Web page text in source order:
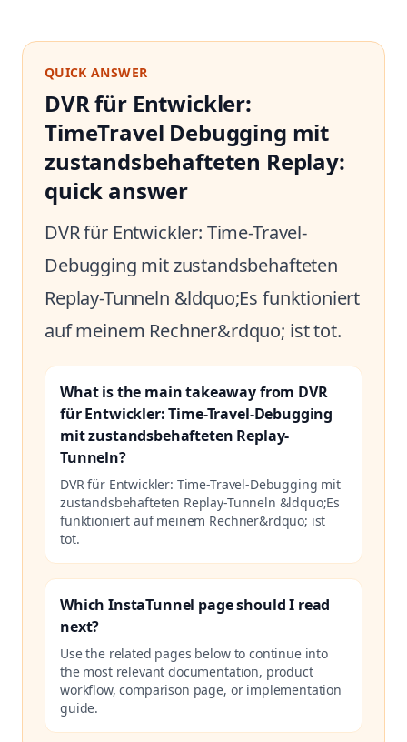
QUICK ANSWER
DVR für Entwickler:
TimeTravel Debugging mit
zustandsbehafteten Replay:
quick answer
DVR für Entwickler: Time-Travel-
Debugging mit zustandsbehafteten
Replay-Tunneln &ldquo;Es funktioniert
auf meinem Rechner&rdquo; ist tot.
What is the main takeaway from DVR
für Entwickler: Time-Travel-Debugging
mit zustandsbehafteten Replay-
Tunneln?
DVR für Entwickler: Time-Travel-Debugging mit
zustandsbehafteten Replay-Tunneln &ldquo;Es
funktioniert auf meinem Rechner&rdquo; ist
tot.
Which InstaTunnel page should I read
next?
Use the related pages below to continue into
the most relevant documentation, product
workflow, comparison page, or implementation
guide.